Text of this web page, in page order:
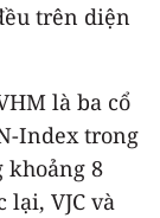
trên diện
là ba cổ
Index trong
khoảng 8
VJC và